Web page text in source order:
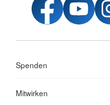
Spenden
Mitwirken